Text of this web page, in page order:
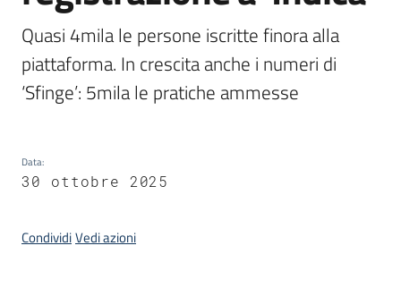
Campagne
su
Quasi 4mila le persone iscritte finora alla
piattaforma. In crescita anche i numeri di
‘Sfinge’: 5mila le pratiche ammesse
Data:
30 ottobre 2025
CondividiVedi azioni